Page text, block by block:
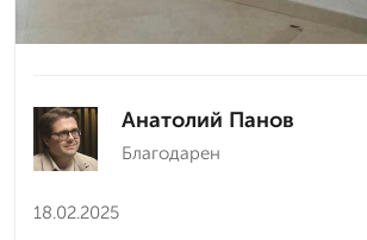
Анатолий Панов
Благодарен
18.02.2025